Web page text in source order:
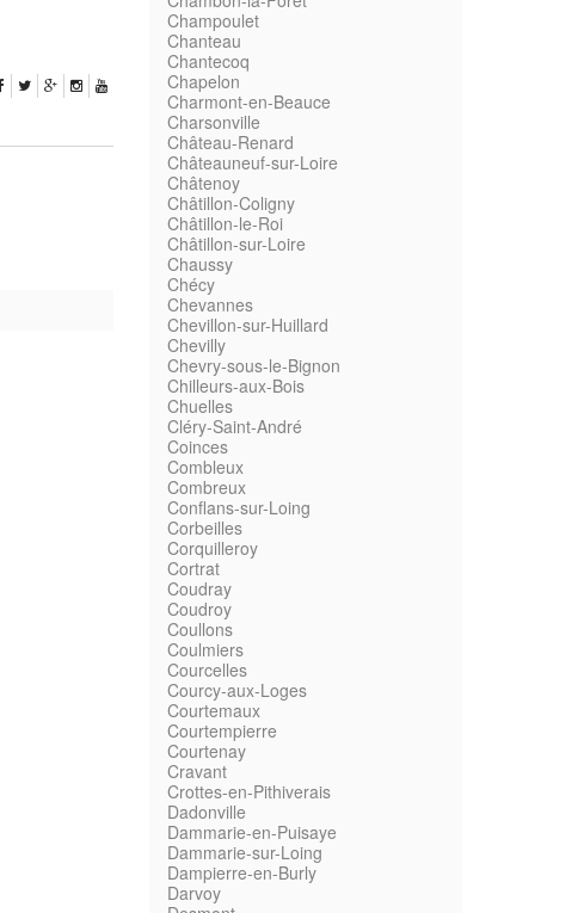
Champoulet
Chanteau
Chantecoq
Chapelon
Charmont-en-Beauce
Charsonville
Château-Renard
Châteauneuf-sur-Loire
Châtenoy
Châtillon-Coligny
Châtillon-le-Roi
Châtillon-sur-Loire
Chaussy
Chécy
Chevannes
Chevillon-sur-Huillard
Chevilly
Chevry-sous-le-Bignon
Chilleurs-aux-Bois
Chuelles
Cléry-Saint-André
Coinces
Combleux
Combreux
Conflans-sur-Loing
Corbeilles
Corquilleroy
Cortrat
Coudray
Coudroy
Coullons
Coulmiers
Courcelles
Courcy-aux-Loges
Courtemaux
Courtempierre
Courtenay
Cravant
Crottes-en-Pithiverais
Dadonville
Dammarie-en-Puisaye
Dammarie-sur-Loing
Dampierre-en-Burly
Darvoy